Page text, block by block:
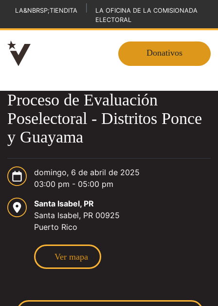
LA&NBRSP;TIENDITA
LA OFICINA DE LA COMISIONADA
ELECTORAL
Donativos
Proceso de Evaluación
Poselectoral - Distritos Ponce
y Guayama
domingo, 6 de abril de 2025
03:00 pm - 05:00 pm
Santa Isabel, PR
Santa Isabel, PR 00925
Puerto Rico
Ver mapa